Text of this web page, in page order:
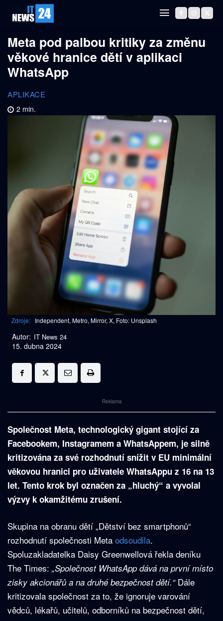
Meta pod palbou kritiky za změnu
věkové hranice dětí v aplikaci
WhatsApp
APLIKACE
2 min.
Zdroje: Independent, Metro, Mirror, X, Foto: Unsplash
Autor: IT News 24
15. dubna 2024
Reklama
Společnost Meta, technologický gigant stojící za
Facebookem, Instagramem a WhatsAppem, je silně
kritizována za své rozhodnutí snížit v EU minimální
věkovou hranici pro uživatele WhatsAppu z 16 na 13
let. Tento krok byl označen za „hluchý“ a vyvolal
výzvy k okamžitému zrušení.
Skupina na obranu dětí „Dětství bez smartphonů“
rozhodnutí společnosti Meta odsoudila.
Spoluzakladatelka Daisy Greenwellová řekla deníku
The Times: „Společnost WhatsApp dává na první místo
zisky akcionářů a na druhé bezpečnost dětí.“Dále
kritizovala společnost za to, že ignoruje varování
vědců, lékařů, učitelů, odborníků na bezpečnost dětí,